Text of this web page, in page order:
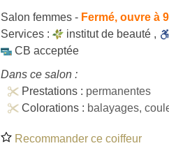
Salon femmes - Fermé, ouvre à
Services :
institut de beauté ,
CB acceptée
Dans ce salon :
Prestations : permanentes
Colorations : balayages,
Recommander ce coiffeur